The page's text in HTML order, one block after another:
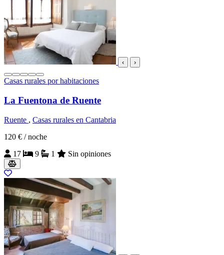
‹ ›
Casas rurales por habitaciones
La Fuentona de Ruente
Ruente , Casas rurales en Cantabria
120 € / noche
17
9 1 Sin opiniones